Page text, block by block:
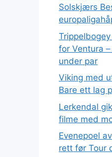
Solskjærs
for Ventura
under par
Viking med
Bare ett lag
Lerkendal
filme med
Evenepoel
rett før Tour